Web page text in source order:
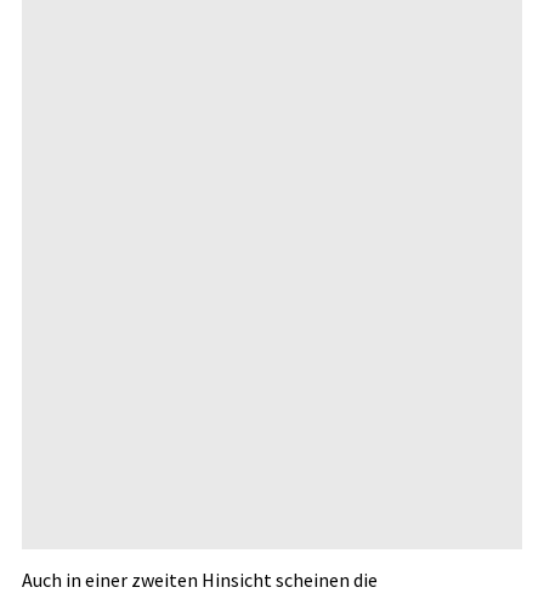
Auch in einer zweiten Hinsicht scheinen die